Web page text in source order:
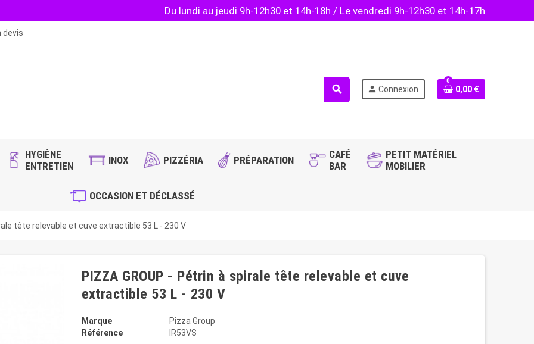
Du lundi au jeudi 9h-12h30 et 14h-18h / Le vendredi 9h-12h30 et 14h-17h
devis
search person Connexion
0
0,00 €
HYGIÈNE
ENTRETIEN
INOX PIZZÉRIA PRÉPARATION
CAFÉ
BAR
PETIT MATÉRIEL
MOBILIER
OCCASION ET DÉCLASSÉ
tête relevable et cuve extractible 53 L - 230 V
PIZZA GROUP - Pétrin à spirale tête relevable et cuve
extractible 53 L - 230 V
Marque
Pizza Group
Référence
IR53VS